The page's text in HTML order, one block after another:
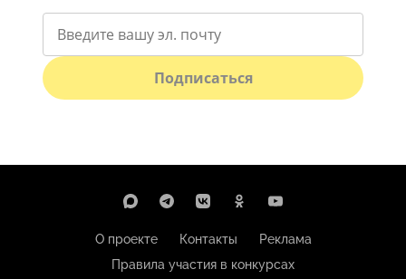
Подписаться
О проекте Контакты
Реклама
Правила участия в конкурсах